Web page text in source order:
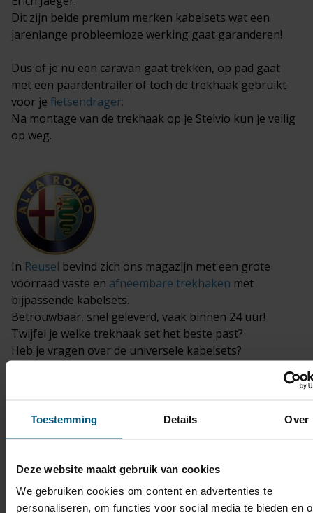
Toestemming Details Over
Deze website maakt gebruik van cookies
We gebruiken cookies om content en advertenties te
personaliseren, om functies voor social media te bieden en
Dit zijn beide premium merken kabelsets wat een
jarenlange probleemloze werking gaat garanderen!
Dus of je nu een caravan gaat trekken, op pad gaat
met een paardentrailer of toch de trekhaak gebruikt
voor je fietsendrager:
Na montage van de trekhaak op je Stelvio kun je veilig
op weg.
In Reusel bevind zich ons magazijn met een grote
voorraad vaste en afneembare trekhaken met
bijpassende kabelsets.
Betrouwbaar, snel geleverd, vaak binnen 24 uur!
Twijfel je welke trekhaak set het beste past?
Heb je vragen over de universele kabelsets?